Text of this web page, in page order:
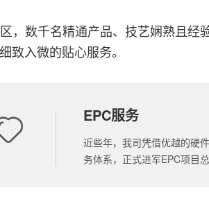
数千名精通产品、技艺娴熟且经
致入微的贴心服务。
EPC服务
近些年，我司凭借优越的硬
务体系，正式进军EPC项目